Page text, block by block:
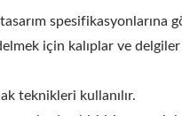
spesifikasyonlarına
için kalıplar ve
teknikleri kullanılır.